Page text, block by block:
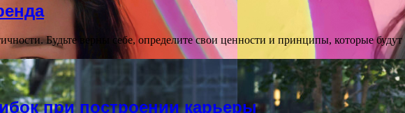
Будьте верны себе, определите свои ценности и принципы, которые
при построении карьеры